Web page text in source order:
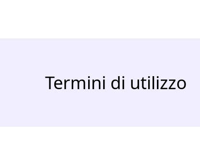
Termini di utilizzo